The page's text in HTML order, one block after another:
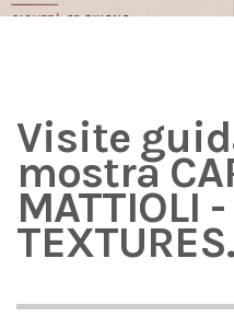
Visite
mostra
MATTIOLI -